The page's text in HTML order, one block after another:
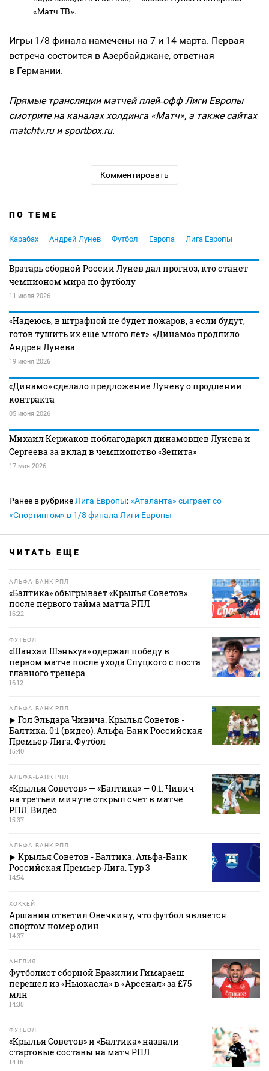
«Матч ТВ».
Игры 1/8 финала намечены на 7 и 14 марта. Первая
встреча состоится в Азербайджане, ответная
в Германии.
Прямые трансляции матчей плей‑офф Лиги Европы
смотрите на каналах холдинга «Матч», а также сайтах
matchtv.ru и sportbox.ru.
Комментировать
ПО ТЕМЕ
Карабах Андрей Лунев Футбол Европа Лига Европы
Вратарь сборной России Лунев дал прогноз, кто станет
чемпионом мира по футболу
11 июля 2026
«Надеюсь, в штрафной не будет пожаров, а если будут,
готов тушить их еще много лет». «Динамо» продлило
Андрея Лунева
19 июня 2026
«Динамо» сделало предложение Луневу о продлении
контракта
05 июня 2026
Михаил Кержаков поблагодарил динамовцев Лунева и
Сергеева за вклад в чемпионство «Зенита»
17 мая 2026
Ранее в рубрике Лига Европы:«Аталанта» сыграет со
«Спортингом» в 1/8 финала Лиги Европы
ЧИТАТЬ ЕЩЕ
АЛЬФА-БАНК РПЛ
«Балтика» обыгрывает «Крылья Советов»
после первого тайма матча РПЛ
16:22
ФУТБОЛ
«Шанхай Шэньхуа» одержал победу в
первом матче после ухода Слуцкого с поста
главного тренера
16:12
АЛЬФА-БАНК РПЛ
Гол Эльдара Чивича. Крылья Советов -
Балтика. 0:1 (видео). Альфа-Банк Российская
Премьер-Лига. Футбол
15:40
АЛЬФА-БАНК РПЛ
«Крылья Советов» — «Балтика» — 0:1. Чивич
на третьей минуте открыл счет в матче
РПЛ. Видео
15:37
АЛЬФА-БАНК РПЛ
Крылья Советов - Балтика. Альфа-Банк
Российская Премьер-Лига. Тур 3
14:54
ХОККЕЙ
Аршавин ответил Овечкину, что футбол является
спортом номер один
14:37
АНГЛИЯ
Футболист сборной Бразилии Гимараеш
перешел из «Ньюкасла» в «Арсенал» за £75
млн
14:35
ФУТБОЛ
«Крылья Советов» и «Балтика» назвали
стартовые составы на матч РПЛ
14:16